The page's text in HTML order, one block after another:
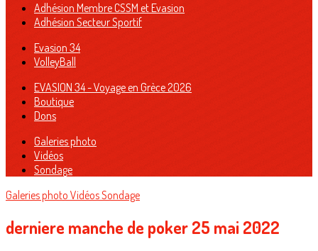
Adhésion Membre CSSM et Evasion
Adhésion Secteur Sportif
Evasion 34
VolleyBall
EVASION 34 - Voyage en Grèce 2026
Boutique
Dons
Galeries photo
Vidéos
Sondage
Galeries photo VidéosSondage
derniere manche de poker 25 mai 2022